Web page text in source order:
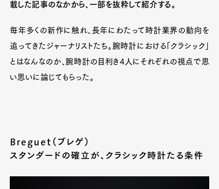
載した記事のなかから、一部を抜粋して紹介する。
毎年多くの新作に触れ、長年にわたって時計業界の動向を
追ってきたジャーナリストたち。腕時計における「クラシック」
とはなんなのか、腕時計の目利き4人にそれぞれの視点で思
い思いに論じてもらった。
Breguet（ブレゲ）
スタンダードの確立が、クラシック時計たる条件